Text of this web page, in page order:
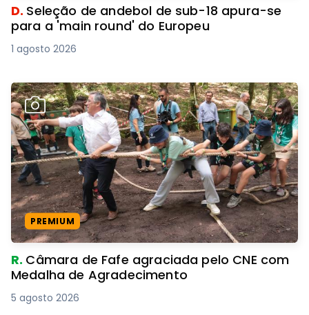
D. Seleção de andebol de sub-18 apura-se
para a 'main round' do Europeu
1 agosto 2026
PREMIUM
R. Câmara de Fafe agraciada pelo CNE com
Medalha de Agradecimento
5 agosto 2026